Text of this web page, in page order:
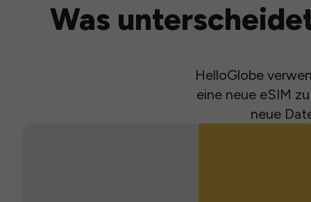
Was
HelloGlobe
eine neue eSIM
neue